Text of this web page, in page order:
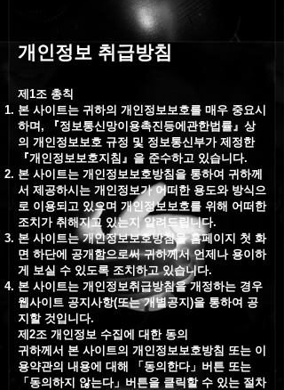
개인정보 취급방침
제1조 총칙
본 사이트는 귀하의 개인정보보호를 매우 중요시
하며, 『정보통신망이용촉진등에관한법률』상
의 개인정보보호 규정 및 정보통신부가 제정한
『개인정보보호지침』을 준수하고 있습니다.
본 사이트는 개인정보보호방침을 통하여 귀하께
서 제공하시는 개인정보가 어떠한 용도와 방식으
로 이용되고 있으며 개인정보보호를 위해 어떠한
조치가 취해지고 있는지 알려드립니다.
본 사이트는 개인정보보호방침을 홈페이지 첫 화
면 하단에 공개함으로써 귀하께서 언제나 용이하
게 보실 수 있도록 조치하고 있습니다.
본 사이트는 개인정보취급방침을 개정하는 경우
웹사이트 공지사항(또는 개별공지)을 통하여 공
지할 것입니다.
제2조 개인정보 수집에 대한 동의
귀하께서 본 사이트의 개인정보보호방침 또는 이
용약관의 내용에 대해 「동의한다」버튼 또는
「동의하지 않는다」버튼을 클릭할 수 있는 절차